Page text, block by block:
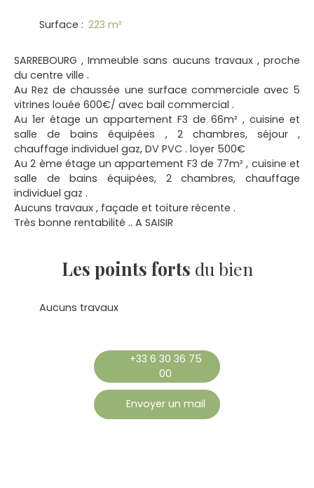
Surface : 223 m²
SARREBOURG , Immeuble sans aucuns travaux , proche
du centre ville .
Au Rez de chaussée une surface commerciale avec 5
vitrines louée 600€/ avec bail commercial .
Au 1er étage un appartement F3 de 66m² , cuisine et
salle de bains équipées , 2 chambres, séjour ,
chauffage individuel gaz, DV PVC . loyer 500€
Au 2 ème étage un appartement F3 de 77m² , cuisine et
salle de bains équipées, 2 chambres, chauffage
individuel gaz .
Aucuns travaux , façade et toiture récente .
Très bonne rentabilité .. A SAISIR
Les points forts du bien
Aucuns travaux
+33 6 30 36 75
00
Envoyer un mail